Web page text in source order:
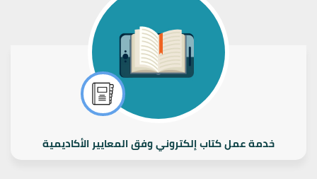
خدمة عمل كتاب إلكتروني وفق المعايير الأكاديمية